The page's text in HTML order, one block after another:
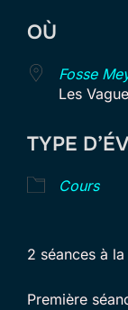
OÙ
Fosse
Les
TYPE
Cours
2 séances à
Première